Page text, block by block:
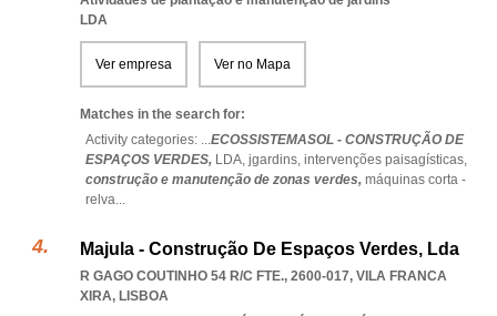
LDA
Ver empresa Ver no Mapa
Matches in the search for:
Activity categories: ...ECOSSISTEMASOL - CONSTRUÇÃO DE
ESPAÇOS VERDES, LDA, jgardins, intervenções paisagísticas,
construção e manutenção de zonas verdes, máquinas corta -
relva...
Majula - Construção De Espaços Verdes, Lda
R GAGO COUTINHO 54 R/C FTE., 2600-017, VILA FRANCA
XIRA, LISBOA